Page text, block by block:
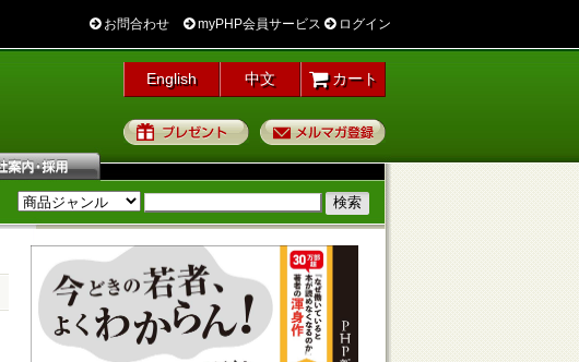
お問合わせ myPHP会員サービス ログイン
English 中文 カート
プレゼント